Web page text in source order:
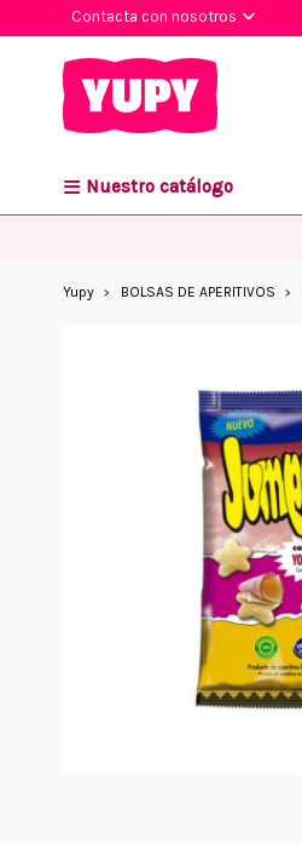
Contacta con nosotros
Nuestro catálogo
Yupy BOLSAS DE APERITIVOS